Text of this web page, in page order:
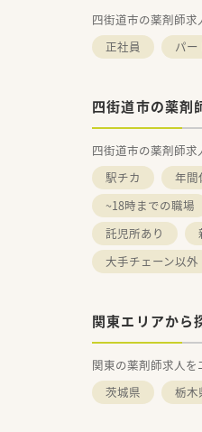
四街道市の薬剤師求
正社員
パー
四街道市の薬剤
四街道市の薬剤師求
駅チカ
年間
~18時までの職場
託児所あり
大手チェーン以外
関東エリアから
関東の薬剤師求人を
茨城県
栃木